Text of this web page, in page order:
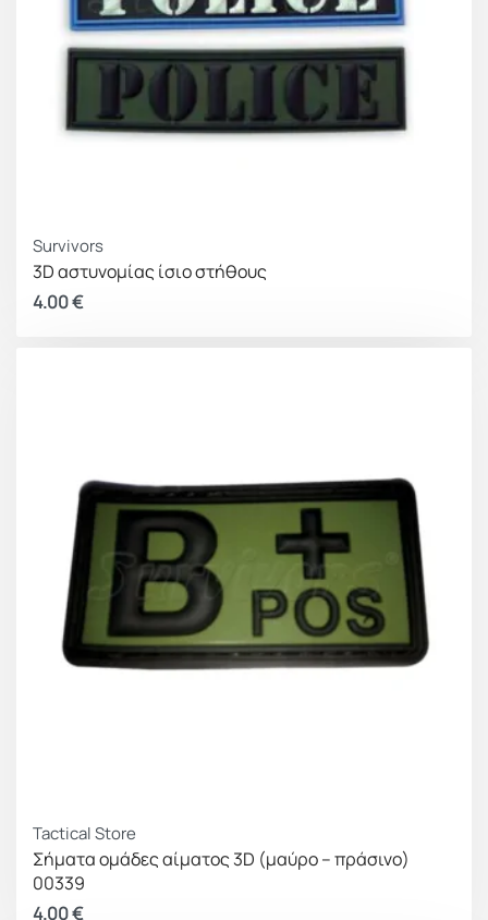
Survivors
3D αστυνομίας ίσιο στήθους
4.00€
Tactical Store
Σήματα ομάδες αίματος 3D (μαύρο – πράσινο)
00339
4.00€